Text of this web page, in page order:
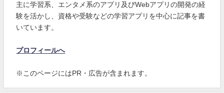
主に学習系、エンタメ系のアプリ及びWebアプリの開発の経
験を活かし、資格や受験などの学習アプリを中心に記事を書
いています。
プロフィールへ
※このページにはPR・広告が含まれます。